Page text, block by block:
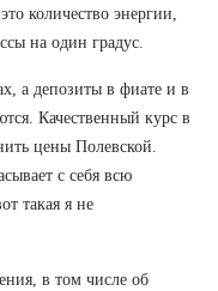
количество энергии,
на один градус.
а депозиты в фиате и в
Качественный курс в
цены Полевской.
с себя всю
такая я не
в том числе об